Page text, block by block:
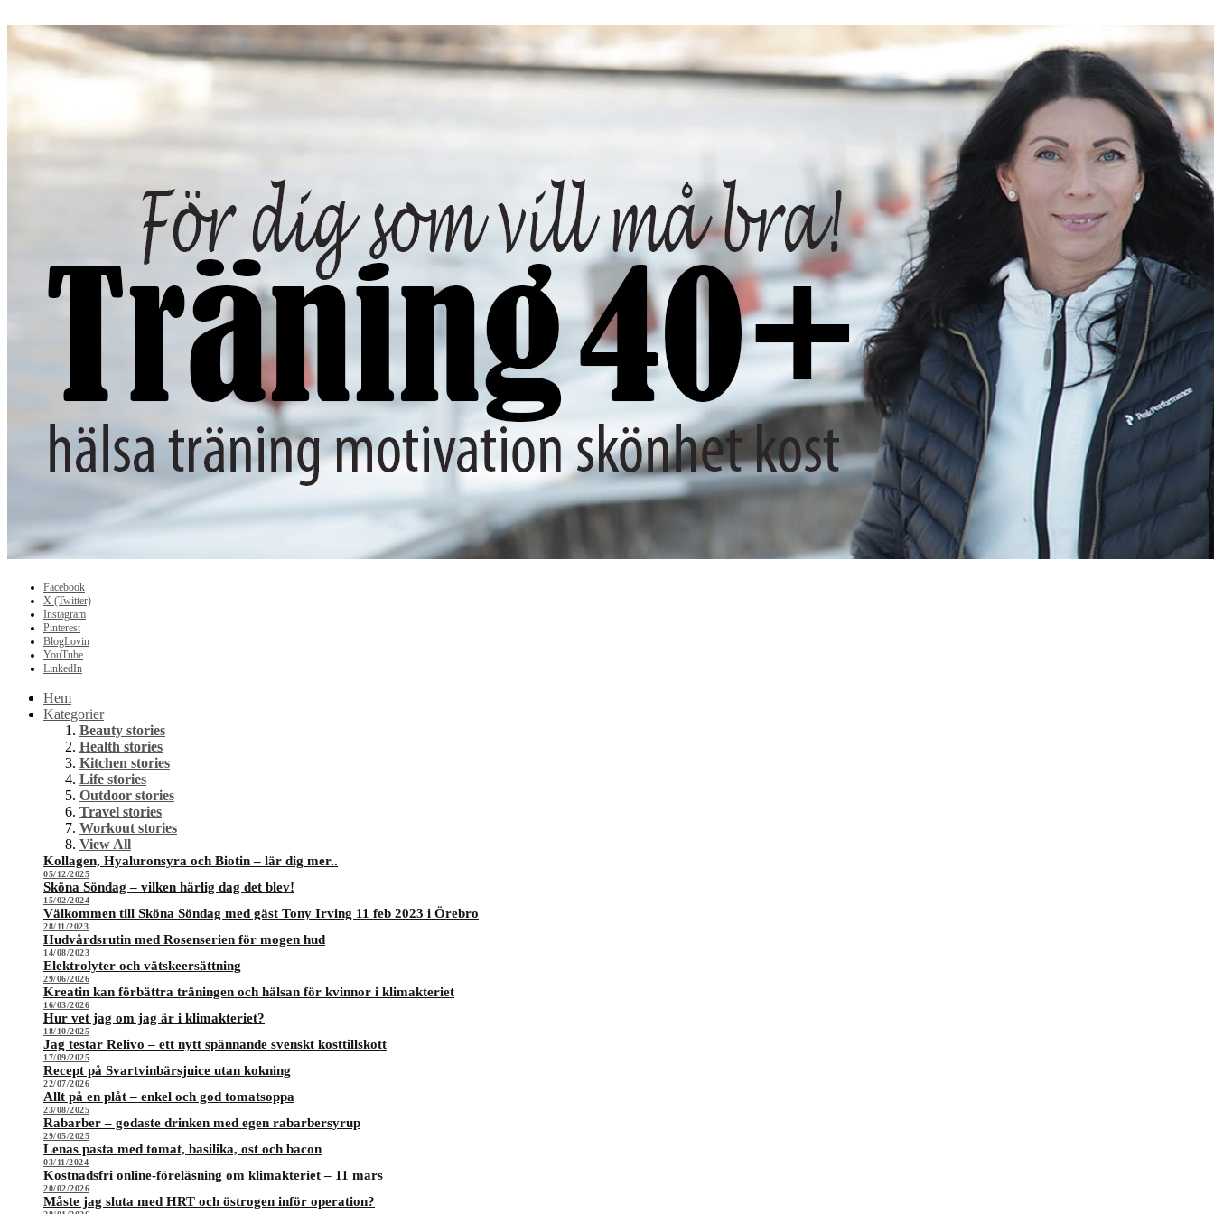
Facebook
X (Twitter)
Instagram
Pinterest
BlogLovin
YouTube
LinkedIn
Hem
Kategorier
Beauty stories
Health stories
Kitchen stories
Life stories
Outdoor stories
Travel stories
Workout stories
View All
Kollagen, Hyaluronsyra och Biotin – lär dig mer..
05/12/2025
Sköna Söndag – vilken härlig dag det blev!
15/02/2024
Välkommen till Sköna Söndag med gäst Tony Irving 11 feb 2023 i Örebro
28/11/2023
Hudvårdsrutin med Rosenserien för mogen hud
14/08/2023
Elektrolyter och vätskeersättning
29/06/2026
Kreatin kan förbättra träningen och hälsan för kvinnor i klimakteriet
16/03/2026
Hur vet jag om jag är i klimakteriet?
18/10/2025
Jag testar Relivo – ett nytt spännande svenskt kosttillskott
17/09/2025
Recept på Svartvinbärsjuice utan kokning
22/07/2026
Allt på en plåt – enkel och god tomatsoppa
23/08/2025
Rabarber – godaste drinken med egen rabarbersyrup
29/05/2025
Lenas pasta med tomat, basilika, ost och bacon
03/11/2024
Kostnadsfri online-föreläsning om klimakteriet – 11 mars
20/02/2026
Måste jag sluta med HRT och östrogen inför operation?